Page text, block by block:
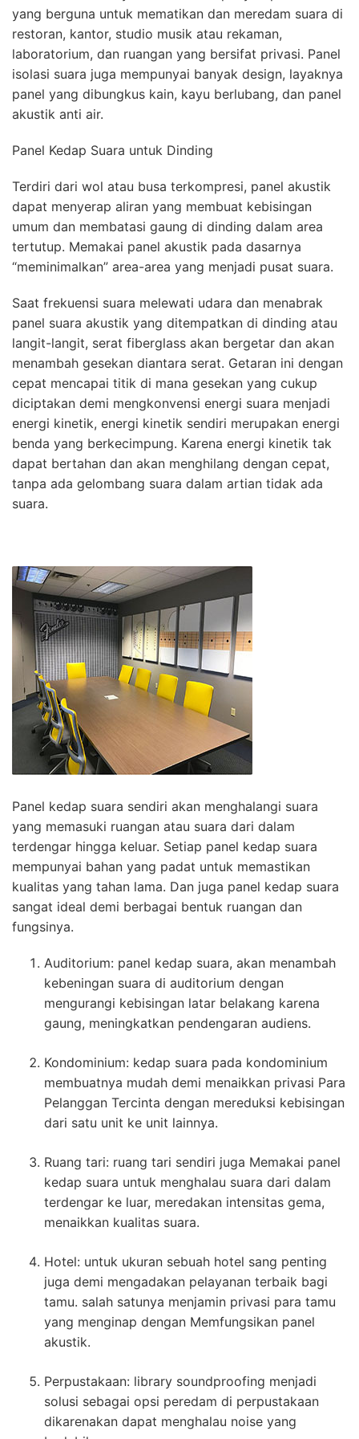
yang berguna untuk mematikan dan meredam suara di
restoran, kantor, studio musik atau rekaman,
laboratorium, dan ruangan yang bersifat privasi. Panel
isolasi suara juga mempunyai banyak design, layaknya
panel yang dibungkus kain, kayu berlubang, dan panel
akustik anti air.
Panel Kedap Suara untuk Dinding
Terdiri dari wol atau busa terkompresi, panel akustik
dapat menyerap aliran yang membuat kebisingan
umum dan membatasi gaung di dinding dalam area
tertutup. Memakai panel akustik pada dasarnya
“meminimalkan” area-area yang menjadi pusat suara.
Saat frekuensi suara melewati udara dan menabrak
panel suara akustik yang ditempatkan di dinding atau
langit-langit, serat fiberglass akan bergetar dan akan
menambah gesekan diantara serat. Getaran ini dengan
cepat mencapai titik di mana gesekan yang cukup
diciptakan demi mengkonvensi energi suara menjadi
energi kinetik, energi kinetik sendiri merupakan energi
benda yang berkecimpung. Karena energi kinetik tak
dapat bertahan dan akan menghilang dengan cepat,
tanpa ada gelombang suara dalam artian tidak ada
suara.
Panel kedap suara sendiri akan menghalangi suara
yang memasuki ruangan atau suara dari dalam
terdengar hingga keluar. Setiap panel kedap suara
mempunyai bahan yang padat untuk memastikan
kualitas yang tahan lama. Dan juga panel kedap suara
sangat ideal demi berbagai bentuk ruangan dan
fungsinya.
Auditorium: panel kedap suara, akan menambah
kebeningan suara di auditorium dengan
mengurangi kebisingan latar belakang karena
gaung, meningkatkan pendengaran audiens.
Kondominium: kedap suara pada kondominium
membuatnya mudah demi menaikkan privasi Para
Pelanggan Tercinta dengan mereduksi kebisingan
dari satu unit ke unit lainnya.
Ruang tari: ruang tari sendiri juga Memakai panel
kedap suara untuk menghalau suara dari dalam
terdengar ke luar, meredakan intensitas gema,
menaikkan kualitas suara.
Hotel: untuk ukuran sebuah hotel sang penting
juga demi mengadakan pelayanan terbaik bagi
tamu. salah satunya menjamin privasi para tamu
yang menginap dengan Memfungsikan panel
akustik.
Perpustakaan: library soundproofing menjadi
solusi sebagai opsi peredam di perpustakaan
dikarenakan dapat menghalau noise yang